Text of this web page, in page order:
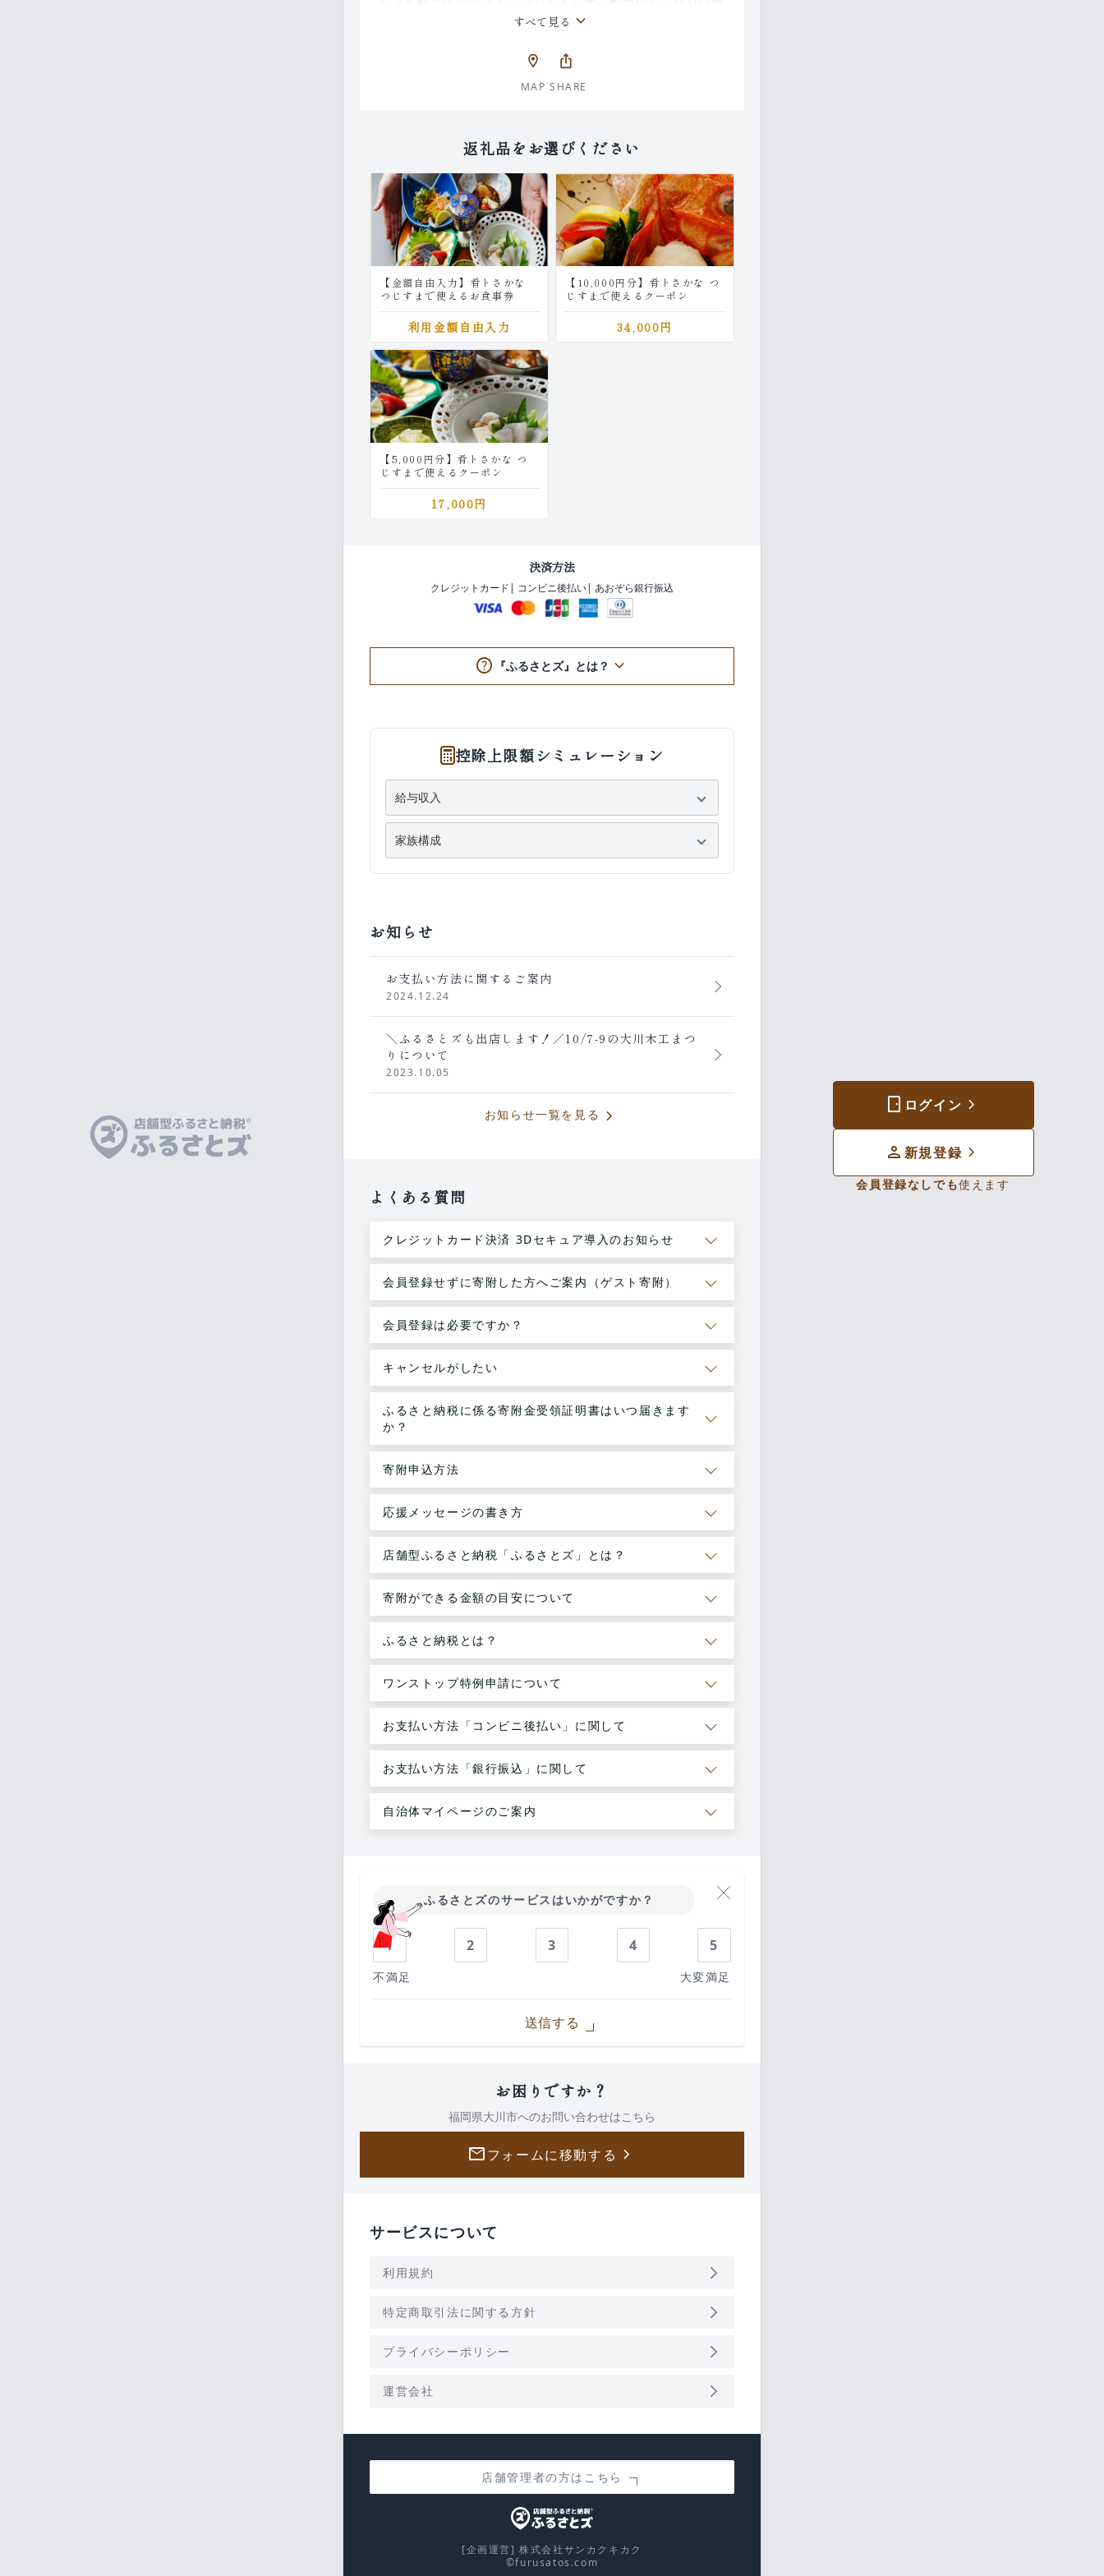
sensor_door ログイン chevron_forward
person 新規登録 chevron_forward
会員登録なしでも使えます
しい限りです。
美味しい料理を召し上がって頂くことが、料理人としての使
命だと思っております。 和食は料理の幅が広く、季節によっ
こだわりの上質素材が揃う
さんが 選りすぐった厳選素材が集まります。 たっぷりと脂
をまとった旬の活魚をはじめ、地元産の新鮮野菜など。 選り
すぐった“本物”を提供しております。
すべて見る keyboard_arrow_down
location_on
MAP
ios_share
SHARE
返礼品をお選びください
【金額自由入力】肴トさかな
つじすまで使えるお食事券
利用金額自由入力
【10,000円分】肴トさかな つ
じすまで使えるクーポン
34,000円
【5,000円分】肴トさかな つ
じすまで使えるクーポン
17,000円
決済方法
クレジットカード | コンビニ後払い | あおぞら銀行振込
help 『ふるさとズ』とは？ keyboard_arrow_down
控除上限額シミュレーション
お知らせ
お支払い方法に関するご案内
2024.12.24
＼ふるさとズも出店します！／10/7-9の大川木工まつ
りについて
2023.10.05
お知らせ一覧を見る chevron_forward
よくある質問
クレジットカード決済 3Dセキュア導入のお知らせ
会員登録せずに寄附した方へご案内（ゲスト寄附）
会員登録は必要ですか？
キャンセルがしたい
ふるさと納税に係る寄附金受領証明書はいつ届きます
か？
寄附申込方法
応援メッセージの書き方
店舗型ふるさと納税「ふるさとズ」とは？
寄附ができる金額の目安について
ふるさと納税とは？
ワンストップ特例申請について
お支払い方法「コンビニ後払い」に関して
お支払い方法「銀行振込」に関して
自治体マイページのご案内
ふるさとズのサービスはいかがですか？
1 2 3 4 5
不満足 大変満足
送信する
お困りですか？
福岡県大川市へのお問い合わせはこちら
mailフォームに移動する keyboard_arrow_right
サービスについて
利用規約 arrow_forward_ios
特定商取引法に関する方針 arrow_forward_ios
プライバシーポリシー arrow_forward_ios
運営会社 arrow_forward_ios
店舗管理者の方はこちら
[企画運営] 株式会社サンカクキカク
©furusatos.com